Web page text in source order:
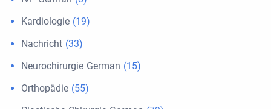
Kardiologie (19)
Nachricht (33)
Neurochirurgie German (15)
Orthopädie (55)